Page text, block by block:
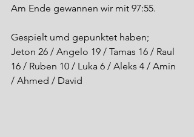
Am Ende gewannen wir mit 97:55.
Gespielt umd gepunktet haben;
Jeton 26 / Angelo 19 / Tamas 16 / Raul
16 / Ruben 10 / Luka 6 / Aleks 4 / Amin
/ Ahmed / David